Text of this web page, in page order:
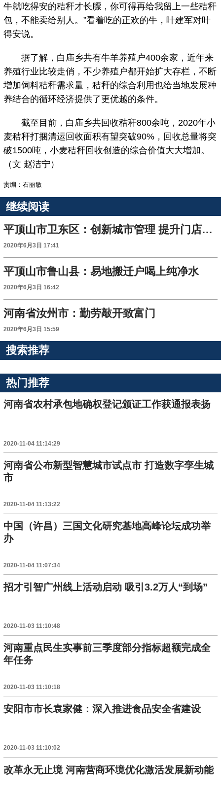
牛就吃得安的秸秆才长膘，你可得再给我留上一些秸秆
包，不能卖给别人。”看着吃的正欢的牛，叶建军对叶
得安说。
据了解，白庙乡共有牛羊养殖户400余家，近年来
养殖行业比较走俏，不少养殖户都开始扩大存栏，不断
增加饲料秸秆需求量，秸秆的综合利用也给当地发展种
养结合的循环经济提供了更优越的条件。
截至目前，白庙乡共回收秸秆800余吨，2020年小
麦秸秆打捆清运回收面积有望突破90%，回收总量将突
破1500吨，小麦秸秆回收创造的综合价值大大增加。
（文 赵洁宁）
责编：石丽敏
继续阅读
平顶山市卫东区：创新城市管理 提升门店经营活力
2020年6月3日 17:41
平顶山市鲁山县：易地搬迁户喝上纯净水
2020年6月3日 16:42
河南省汝州市：勤劳敲开致富门
2020年6月3日 15:59
搜索推荐
热门推荐
河南省农村承包地确权登记颁证工作获通报表扬
2020-11-04 11:14:29
河南省公布新型智慧城市试点市 打造数字孪生城
市
2020-11-04 11:13:22
中国（许昌）三国文化研究基地高峰论坛成功举
办
2020-11-04 11:07:34
招才引智广州线上活动启动 吸引3.2万人“到场”
2020-11-03 11:10:48
河南重点民生实事前三季度部分指标超额完成全
年任务
2020-11-03 11:10:18
安阳市市长袁家健：深入推进食品安全省建设
2020-11-03 11:10:02
改革永无止境 河南营商环境优化激活发展新动能